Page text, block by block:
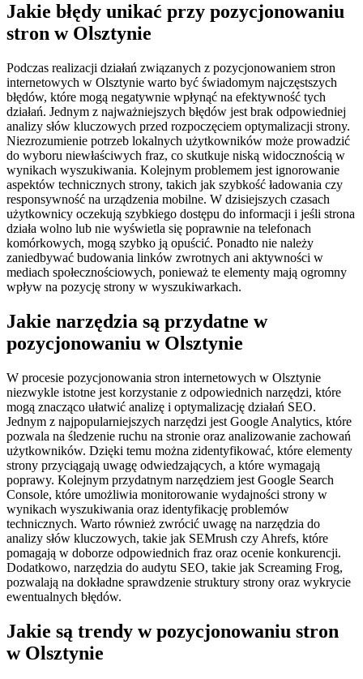
Jakie błędy unikać przy pozycjonowaniu
stron w Olsztynie
Podczas realizacji działań związanych z pozycjonowaniem stron
internetowych w Olsztynie warto być świadomym najczęstszych
błędów, które mogą negatywnie wpłynąć na efektywność tych
działań. Jednym z najważniejszych błędów jest brak odpowiedniej
analizy słów kluczowych przed rozpoczęciem optymalizacji strony.
Niezrozumienie potrzeb lokalnych użytkowników może prowadzić
do wyboru niewłaściwych fraz, co skutkuje niską widocznością w
wynikach wyszukiwania. Kolejnym problemem jest ignorowanie
aspektów technicznych strony, takich jak szybkość ładowania czy
responsywność na urządzenia mobilne. W dzisiejszych czasach
użytkownicy oczekują szybkiego dostępu do informacji i jeśli strona
działa wolno lub nie wyświetla się poprawnie na telefonach
komórkowych, mogą szybko ją opuścić. Ponadto nie należy
zaniedbywać budowania linków zwrotnych ani aktywności w
mediach społecznościowych, ponieważ te elementy mają ogromny
wpływ na pozycję strony w wyszukiwarkach.
Jakie narzędzia są przydatne w
pozycjonowaniu w Olsztynie
W procesie pozycjonowania stron internetowych w Olsztynie
niezwykle istotne jest korzystanie z odpowiednich narzędzi, które
mogą znacząco ułatwić analizę i optymalizację działań SEO.
Jednym z najpopularniejszych narzędzi jest Google Analytics, które
pozwala na śledzenie ruchu na stronie oraz analizowanie zachowań
użytkowników. Dzięki temu można zidentyfikować, które elementy
strony przyciągają uwagę odwiedzających, a które wymagają
poprawy. Kolejnym przydatnym narzędziem jest Google Search
Console, które umożliwia monitorowanie wydajności strony w
wynikach wyszukiwania oraz identyfikację problemów
technicznych. Warto również zwrócić uwagę na narzędzia do
analizy słów kluczowych, takie jak SEMrush czy Ahrefs, które
pomagają w doborze odpowiednich fraz oraz ocenie konkurencji.
Dodatkowo, narzędzia do audytu SEO, takie jak Screaming Frog,
pozwalają na dokładne sprawdzenie struktury strony oraz wykrycie
ewentualnych błędów.
Jakie są trendy w pozycjonowaniu stron
w Olsztynie